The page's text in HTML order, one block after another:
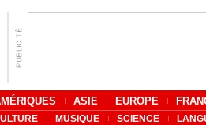
ASIE EUROPE
MUSIQUE SCIENCE